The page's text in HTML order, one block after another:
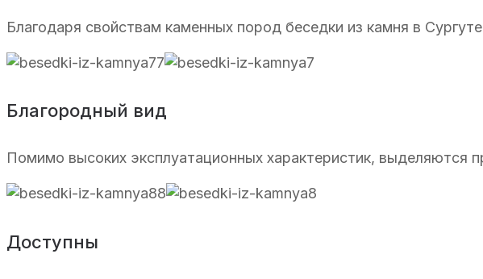
Благодаря свойствам каменных пород беседки из камня в
Благородный вид
Помимо высоких эксплуатационных характеристик, выделяются
Доступны